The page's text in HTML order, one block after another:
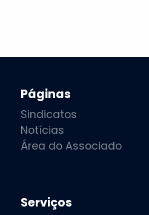
Páginas
Sindicatos
Notícias
Área do Associado
Serviços